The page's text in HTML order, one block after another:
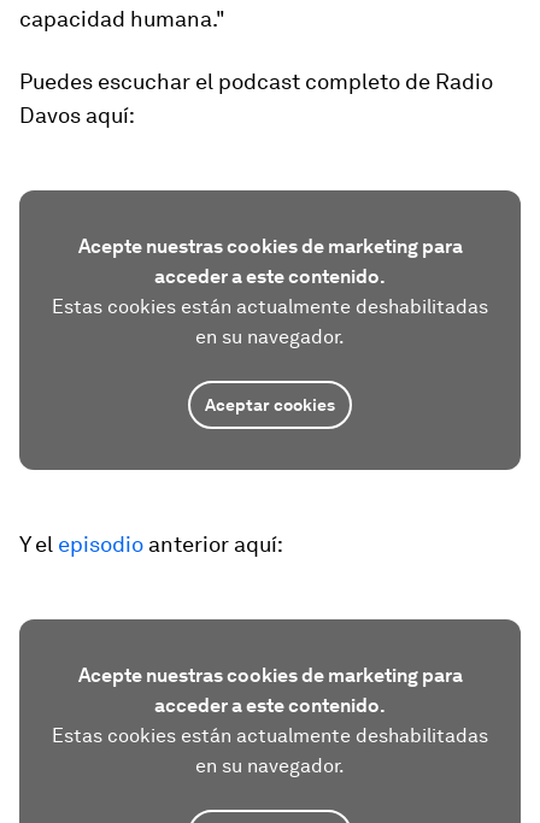
capacidad humana."
Puedes escuchar el podcast completo de Radio
Davos aquí:
Acepte nuestras cookies de marketing para
acceder a este contenido.
Estas cookies están actualmente deshabilitadas
en su navegador.
Aceptar cookies
Y el episodio anterior aquí:
Acepte nuestras cookies de marketing para
acceder a este contenido.
Estas cookies están actualmente deshabilitadas
en su navegador.